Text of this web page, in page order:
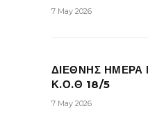
7 May 2026
ΔΙΕΘΝΗΣ ΗΜΕΡΑ
Κ.Ο.Θ 18/5
7 May 2026